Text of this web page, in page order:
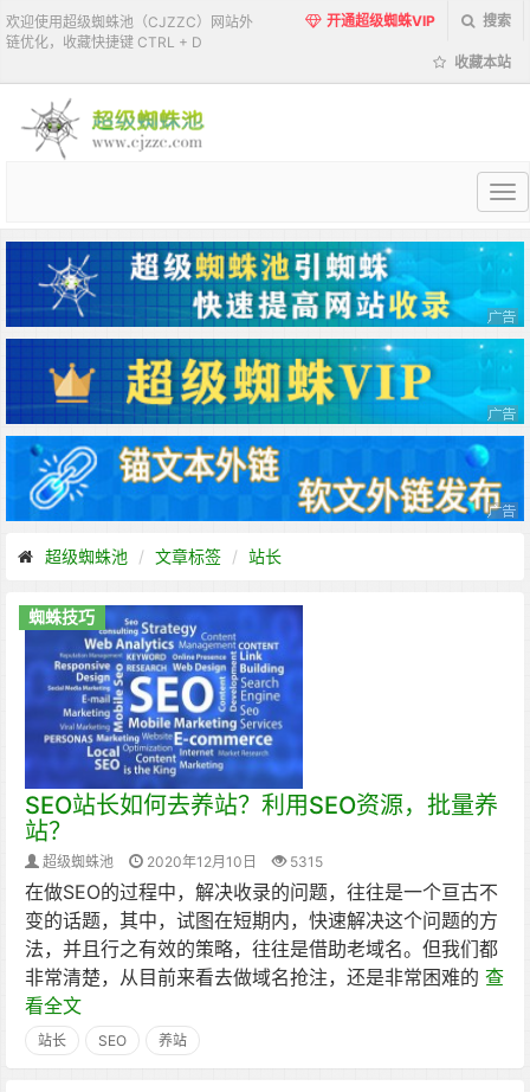
欢迎使用超级蜘蛛池（CJZZC）网站外
链优化，收藏快捷键 CTRL + D
开通超级蜘蛛VIP 搜索
收藏本站
超
蜘
蛛
池
超级蜘蛛池 文章标签 站长
蜘蛛技巧
SEO站长如何去养站？利用SEO资源，批量养
站？
超级蜘蛛池 2020年12月10日 5315
在做SEO的过程中，解决收录的问题，往往是一个亘古不
变的话题，其中，试图在短期内，快速解决这个问题的方
法，并且行之有效的策略，往往是借助老域名。但我们都
非常清楚，从目前来看去做域名抢注，还是非常困难的 查
看全文
站长 SEO 养站